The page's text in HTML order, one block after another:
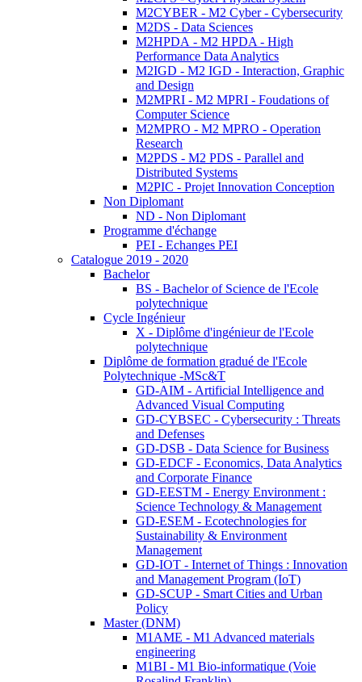
M2CYBER - M2 Cyber - Cybersecurity
M2DS - Data Sciences
M2HPDA - M2 HPDA - High
Performance Data Analytics
M2IGD - M2 IGD - Interaction, Graphic
and Design
M2MPRI - M2 MPRI - Foudations of
Computer Science
M2MPRO - M2 MPRO - Operation
Research
M2PDS - M2 PDS - Parallel and
Distributed Systems
M2PIC - Projet Innovation Conception
Non Diplomant
ND - Non Diplomant
Programme d'échange
PEI - Echanges PEI
Catalogue 2019 - 2020
Bachelor
BS - Bachelor of Science de l'Ecole
polytechnique
Cycle Ingénieur
X - Diplôme d'ingénieur de l'Ecole
polytechnique
Diplôme de formation gradué de l'Ecole
Polytechnique -MSc&T
GD-AIM - Artificial Intelligence and
Advanced Visual Computing
GD-CYBSEC - Cybersecurity : Threats
and Defenses
GD-DSB - Data Science for Business
GD-EDCF - Economics, Data Analytics
and Corporate Finance
GD-EESTM - Energy Environment :
Science Technology & Management
GD-ESEM - Ecotechnologies for
Sustainability & Environment
Management
GD-IOT - Internet of Things : Innovation
and Management Program (IoT)
GD-SCUP - Smart Cities and Urban
Policy
Master (DNM)
M1AME - M1 Advanced materials
engineering
M1BI - M1 Bio-informatique (Voie